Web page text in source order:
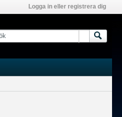
Logga in eller registrera dig